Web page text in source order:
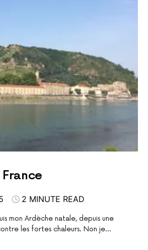
2 MINUTE READ
mon Ardèche natale, depuis une
les fortes chaleurs. Non je…